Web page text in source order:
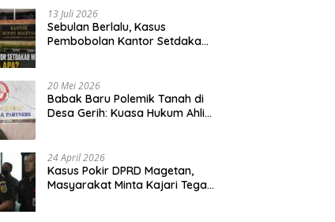
13 Juli 2026
Sebulan Berlalu, Kasus
Pembobolan Kantor Setdakab
20 Mei 2026
Babak Baru Polemik Tanah di
Desa Gerih: Kuasa Hukum Ahli
24 April 2026
Kasus Pokir DPRD Magetan,
Masyarakat Minta Kajari Tegak